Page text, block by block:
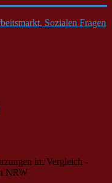
Sozialen Fragen
im Vergleich -
NRW